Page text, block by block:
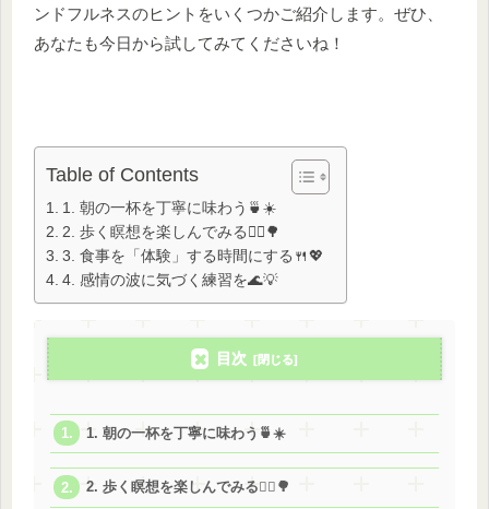
ンドフルネスのヒントをいくつかご紹介します。ぜひ、
あなたも今日から試してみてくださいね！
Table of Contents
1. 朝の一杯を丁寧に味わう🍵☀️
2. 歩く瞑想を楽しんでみる🚶‍♀️🌳
3. 食事を「体験」する時間にする🍴💖
4. 感情の波に気づく練習を🌊💡
目次
1. 朝の一杯を丁寧に味わう🍵☀️
2. 歩く瞑想を楽しんでみる🚶‍♀️🌳